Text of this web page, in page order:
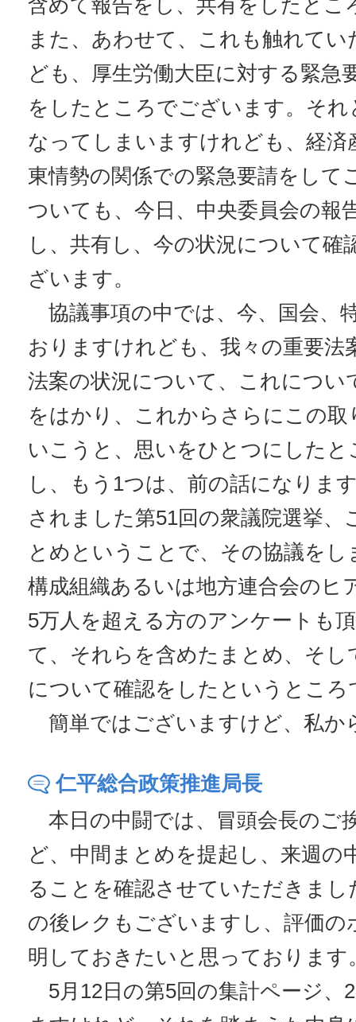
含めて報告をし、共有をしたとこ
また、あわせて、これも触れて
ども、厚生労働大臣に対する緊急
をしたところでございます。それ
なってしまいますけれども、経済
東情勢の関係での緊急要請をして
ついても、今日、中央委員会の報
し、共有し、今の状況について確
ざいます。
協議事項の中では、今、国会、
おりますけれども、我々の重要法
法案の状況について、これについ
をはかり、これからさらにこの取
いこうと、思いをひとつにした
し、もう1つは、前の話になりま
されました第51回の衆議院選挙、
とめということで、その協議を
構成組織あるいは地方連合会のヒ
5万人を超える方のアンケートも
て、それらを含めたまとめ、そし
について確認をしたというところ
簡単ではございますけど、私か
仁平総合政策推進局長
本日の中闘では、冒頭会長のご
ど、中間まとめを提起し、来週の
ることを確認させていただきまし
の後レクもございますし、評価の
明しておきたいと思っております
5月12日の第5回の集計ページ、